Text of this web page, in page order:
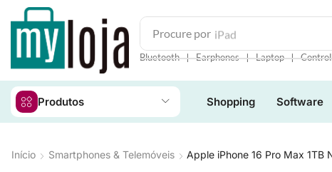
Procure por iPad
Bluetooth ❘ Earphones ❘ Laptop ❘
Produtos Shopping Software
Início Smartphones & Telemóveis Apple iPhone 16 Pro Max 1TB